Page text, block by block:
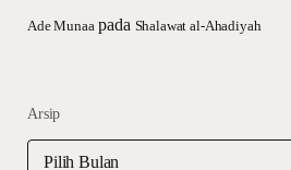
Ade Munaa pada Shalawat al-Ahadiyah
Arsip